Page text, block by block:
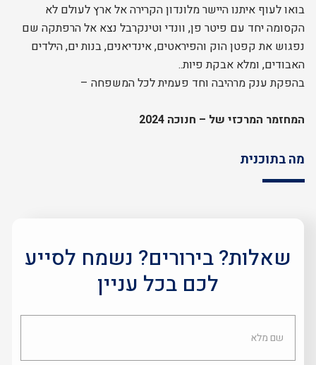
בואו לעוף איתנו היישר מלונדון הקרירה אל ארץ לעולם לא
הקסומה יחד עם פיטר פן, וונדי וטינקרבל נצא אל הרפתקה שם
נפגוש את קפטן הוק והפיראטים, אינדיאנים, בנות ים, הילדים
האבודים, ומלא אבקת פיות..
בהפקת ענק מרהיבה וחד פעמית לכל המשפחה –
המחזמר המרכזי של – חנוכה 2024
מה בתוכנית
שאלות? בירורים? נשמח לסייע
לכם בכל עניין
שם
מלא